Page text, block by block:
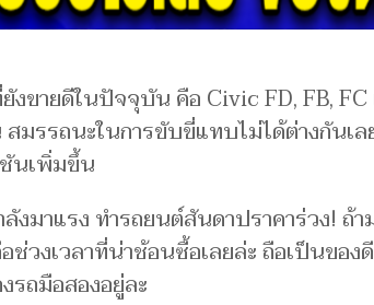
ขายดีในปัจจุบัน คือ Civic FD, FB,
มรรถนะในการขับขี่แทบไม่ได้ต่างกันเ
นเพิ่มขึ้น
งมาแรง ทำรถยนต์สันดาปราคาร่วง! ถ้
วงเวลาที่น่าช้อนซื้อเลยล่ะ ถือเป็นของ
รถมือสองอยู่ละ